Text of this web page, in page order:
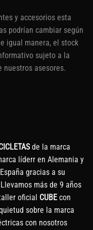
y accesorios esta
podrían cambiar según
igual manera, el stock
sujeto a la
nuestros asesores.
de la marca
líderr en Alemania y
gracias a su
más de 9 años
oficial CUBE con
sobre la marca
con nosotros